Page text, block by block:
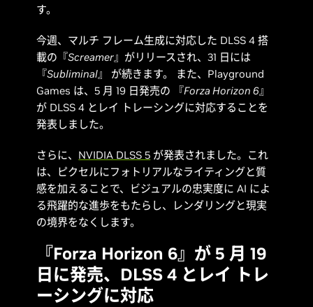
す。
今週、マルチ フレーム生成に対応した DLSS 4 搭
載の『Screamer』がリリースされ、31 日には
『Subliminal』 が続きます。 また、Playground
Games は、5 月 19 日発売の 『Forza Horizon 6』
が DLSS 4 とレイ トレーシングに対応することを
発表しました。
さらに、 NVIDIA DLSS 5 が発表されました。これ
は、ピクセルにフォトリアルなライティングと質
感を加えることで、ビジュアルの忠実度に AI によ
る飛躍的な進歩をもたらし、レンダリングと現実
の境界をなくします。
『Forza Horizon 6』が 5 月 19
日に発売、DLSS 4 とレイ トレ
ーシングに対応